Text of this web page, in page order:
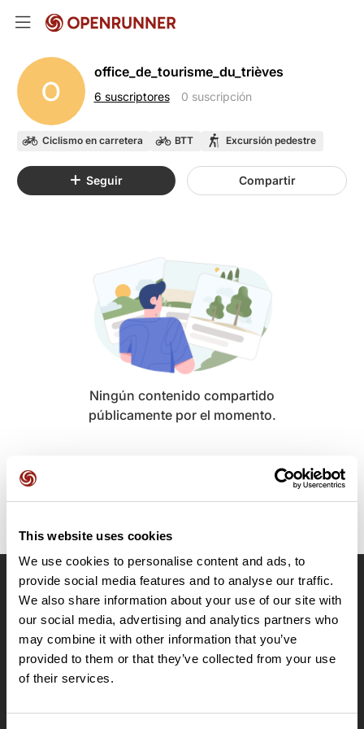
This website uses cookies
We use cookies to personalise content and ads, to
provide social media features and to analyse our traffic.
We also share information about your use of our site with
our social media, advertising and analytics partners who
may combine it with other information that you’ve
provided to them or that they’ve collected from your use
of their services.
O
office_de_tourisme_du_trièves
6 suscriptores 0 suscripción
Ciclismo en carretera BTT Excursión pedestre
Seguir Compartir
Ningún contenido compartido
públicamente por el momento.
OpenRunner
Equipo
Empleo
A proposito
Contacto